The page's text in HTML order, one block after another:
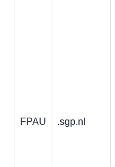
FPAU .sgp.nl